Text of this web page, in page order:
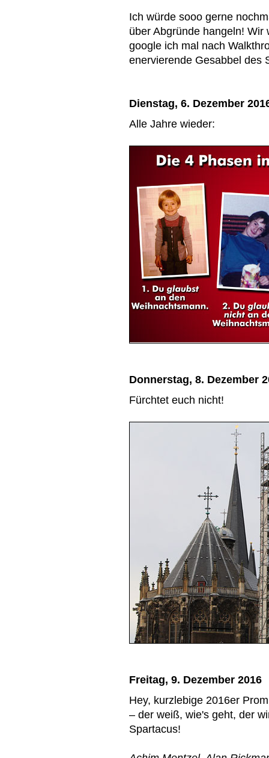
Ich würde sooo gerne
über Abgründe hangeln! Wir
google ich mal nach
enervierende Gesabbel des
Dienstag, 6. Dezember
Alle Jahre wieder:
Donnerstag, 8. Dezember
Fürchtet euch nicht!
Freitag, 9. Dezember 2016
Hey, kurzlebige 2016er
– der weiß, wie's geht, der
Spartacus!